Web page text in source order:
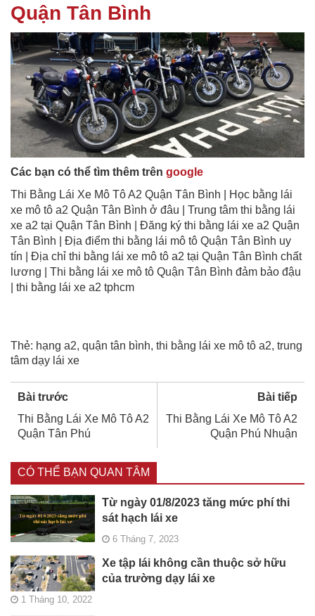
Quận Tân Bình
Các bạn có thể tìm thêm trên google
Thi Bằng Lái Xe Mô Tô A2 Quận Tân Bình | Học bằng lái
xe mô tô a2 Quận Tân Bình ở đâu | Trung tâm thi bằng lái
xe a2 tại Quận Tân Bình | Đăng ký thi bằng lái xe a2 Quận
Tân Bình | Địa điểm thi bằng lái mô tô Quận Tân Bình uy
tín | Địa chỉ thi bằng lái xe mô tô a2 tại Quận Tân Bình chất
lương | Thi bằng lái xe mô tô Quận Tân Bình đảm bảo đậu
| thi bằng lái xe a2 tphcm
Thẻ: hạng a2, quận tân bình, thi bằng lái xe mô tô a2, trung
tâm dạy lái xe
Bài trước
Thi Bằng Lái Xe Mô Tô A2
Quận Tân Phú
Bài tiếp
Thi Bằng Lái Xe Mô Tô A2
Quận Phú Nhuận
CÓ THỂ BẠN QUAN TÂM
Từ ngày 01/8/2023 tăng mức phí thi
sát hạch lái xe
6 Tháng 7, 2023
Xe tập lái không cần thuộc sở hữu
của trường dạy lái xe
1 Tháng 10, 2022